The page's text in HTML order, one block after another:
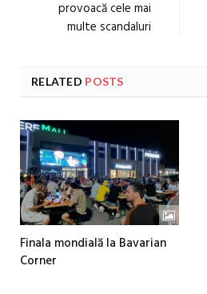
provoacă cele mai
multe scandaluri
RELATED POSTS
Finala mondială la Bavarian
Corner